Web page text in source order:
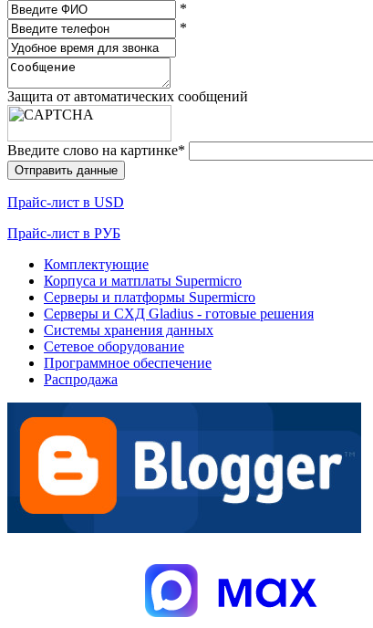
*
*
Защита от автоматических сообщений
Введите слово на картинке*
Прайc-лист в USD
Прайc-лист в РУБ
Комплектующие
Корпуса и матплаты Supermicro
Серверы и платформы Supermicro
Серверы и СХД Gladius - готовые решения
Системы хранения данных
Сетевое оборудование
Программное обеспечение
Распродажа